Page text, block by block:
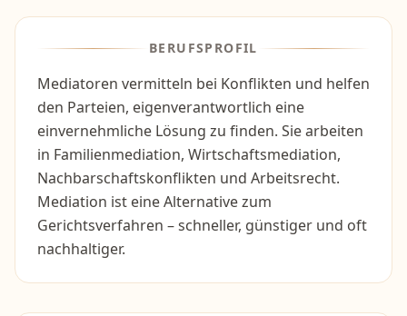
BERUFSPROFIL
Mediatoren vermitteln bei Konflikten und helfen
den Parteien, eigenverantwortlich eine
einvernehmliche Lösung zu finden. Sie arbeiten
in Familienmediation, Wirtschaftsmediation,
Nachbarschaftskonflikten und Arbeitsrecht.
Mediation ist eine Alternative zum
Gerichtsverfahren – schneller, günstiger und oft
nachhaltiger.